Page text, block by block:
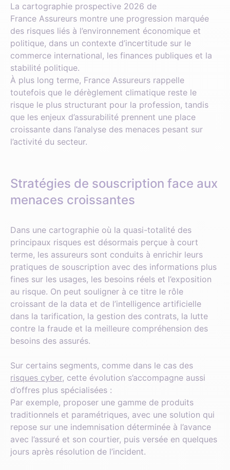
La cartographie prospective 2026 de
France Assureurs montre une progression marquée
des risques liés à l’environnement économique et
politique, dans un contexte d’incertitude sur le
commerce international, les finances publiques et la
stabilité politique.
À plus long terme, France Assureurs rappelle
toutefois que le dérèglement climatique reste le
risque le plus structurant pour la profession, tandis
que les enjeux d’assurabilité prennent une place
croissante dans l’analyse des menaces pesant sur
l’activité du secteur.
Stratégies de souscription face aux
menaces croissantes
Dans une cartographie où la quasi-totalité des
principaux risques est désormais perçue à court
terme, les assureurs sont conduits à enrichir leurs
pratiques de souscription avec des informations plus
fines sur les usages, les besoins réels et l’exposition
au risque. On peut souligner à ce titre le rôle
croissant de la data et de l’intelligence artificielle
dans la tarification, la gestion des contrats, la lutte
contre la fraude et la meilleure compréhension des
besoins des assurés.
Sur certains segments, comme dans le cas des
risques cyber, cette évolution s’accompagne aussi
d’offres plus spécialisées :
Par exemple, proposer une gamme de produits
traditionnels et paramétriques, avec une solution qui
repose sur une indemnisation déterminée à l’avance
avec l’assuré et son courtier, puis versée en quelques
jours après résolution de l’incident.